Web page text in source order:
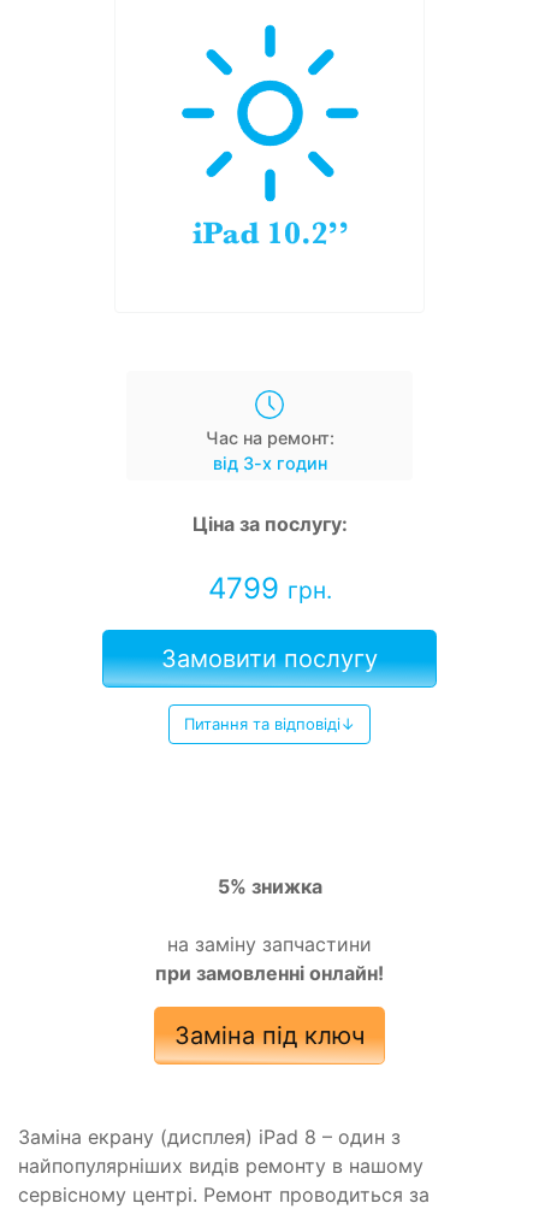
Час на ремонт:
від 3-х годин
Ціна за послугу:
4799 грн.
Замовити послугу
Питання та відповіді↓
5% знижка
на заміну запчастини
при замовленні онлайн!
Заміна під ключ
Заміна екрану (дисплея) iPad 8 – один з
найпопулярніших видів ремонту в нашому
сервісному центрі. Ремонт проводиться за